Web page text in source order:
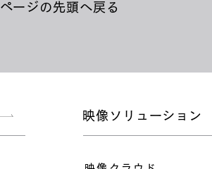
​ページの先頭へ戻る
映像ソリューション